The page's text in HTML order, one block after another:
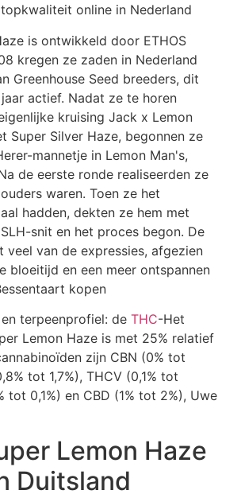
online in Nederland
is ontwikkeld door ETHOS
kregen ze zaden in Nederland
Greenhouse Seed breeders, dit
actief. Nadat ze te horen
kruising Jack x Lemon
Super Silver Haze, begonnen ze
mannetje in Lemon Man's,
de eerste ronde realiseerden ze
waren. Toen ze het
hadden, dekten ze hem met
snit en het proces begon. De
veel van de expressies, afgezien
bloeitijd en een meer ontspannen
kopen
terpeenprofiel: de THC-Het
Lemon Haze is met 25% relatief
zijn CBN (0% tot
tot 1,7%), THCV (0,1% tot
tot 0,1%) en CBD (1% tot 2%), Uwe
Lemon Haze
Duitsland